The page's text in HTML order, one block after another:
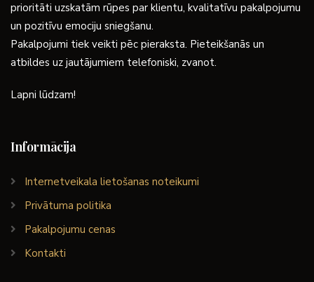
prioritāti uzskatām rūpes par klientu, kvalitatīvu pakalpojumu
un pozitīvu emociju sniegšanu.
Pakalpojumi tiek veikti pēc pieraksta. Pieteikšanās un
atbildes uz jautājumiem telefoniski, zvanot.
Lapni lūdzam!
Informācija
Internetveikala lietošanas noteikumi
Privātuma politika
Pakalpojumu cenas
Kontakti